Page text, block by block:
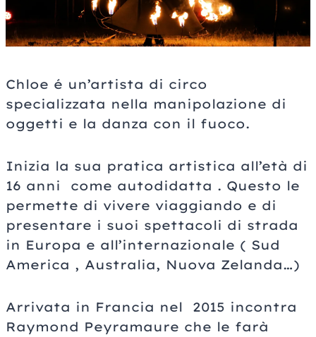
Chloe é un’artista di circo
specializzata nella manipolazione di
oggetti e la danza con il fuoco.
Inizia la sua pratica artistica all’età di
16 anni come autodidatta . Questo le
permette di vivere viaggiando e di
presentare i suoi spettacoli di strada
in Europa e all’internazionale ( Sud
America , Australia, Nuova Zelanda…)
Arrivata in Francia nel 2015 incontra
Raymond Peyramaure che le farà